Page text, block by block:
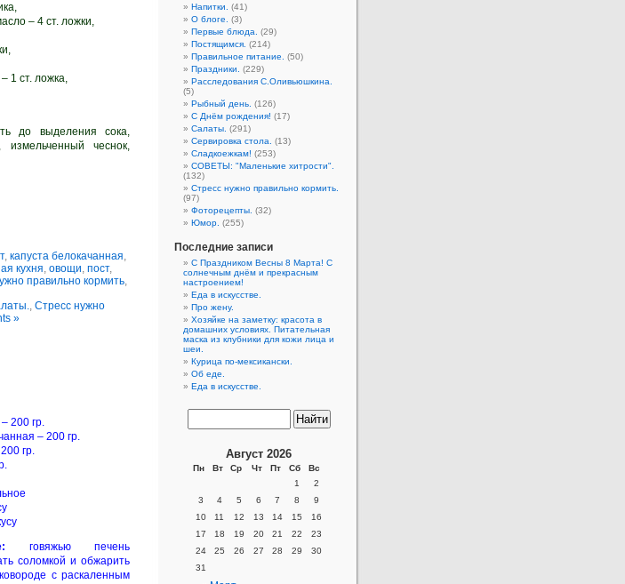
– 4 ст. ложки,
1 ст. ложка,
до выделения сока,
измельченный чеснок,
, капуста белокачанная,
кухня, овощи, пост,
правильно кормить,
, Стресс нужно
»
200 гр.
– 200 гр.
гр.
говяжью печень
соломкой и обжарить
с раскаленным
Напитки.
(41)
О блоге.
(3)
Первые блюда.
(29)
Постящимся. (214)
Правильное питание.
(50)
Праздники.
(229)
Расследования С.Оливьюшкина.
(5)
Рыбный день. (126)
С Днём рождения! (17)
Салаты. (291)
Сервировка стола.
(13)
Сладкоежкам! (253)
СОВЕТЫ: "Маленькие хитрости".
(132)
Стресс нужно правильно кормить.
(97)
Фоторецепты. (32)
Юмор. (255)
Последние записи
С Праздником Весны 8 Марта! С
солнечным днём и прекрасным
настроением!
Еда в искусстве.
Про жену.
Хозяйке на заметку: красота в
домашних условиях. Питательная
маска из клубники для кожи лица и
шеи.
Курица по-мексикански.
Об еде.
Еда в искусстве.
Август 2026
Пн Вт Ср Чт Пт Сб Вс
1
2
3
4 5 6 7 8
9
10
11 12 13 14 15
16
17
18 19 20 21 22
23
24
25 26 27 28 29
30
31